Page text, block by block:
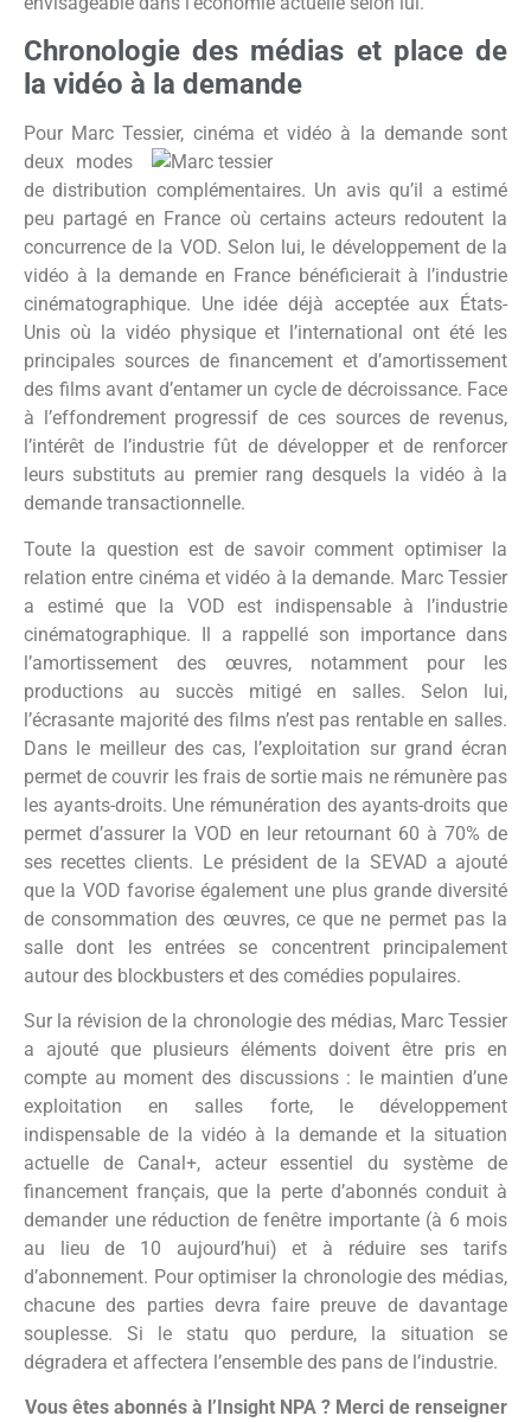
Chronologie des médias et place de
la vidéo à la demande
Pour Marc Tessier, cinéma et vidéo à la demande sont
deux modes
de distribution complémentaires. Un avis qu’il a estimé
peu partagé en France où certains acteurs redoutent la
concurrence de la VOD. Selon lui, le développement de la
vidéo à la demande en France bénéficierait à l’industrie
cinématographique. Une idée déjà acceptée aux États-
Unis où la vidéo physique et l’international ont été les
principales sources de financement et d’amortissement
des films avant d’entamer un cycle de décroissance. Face
à l’effondrement progressif de ces sources de revenus,
l’intérêt de l’industrie fût de développer et de renforcer
leurs substituts au premier rang desquels la vidéo à la
demande transactionnelle.
Toute la question est de savoir comment optimiser la
relation entre cinéma et vidéo à la demande. Marc Tessier
a estimé que la VOD est indispensable à l’industrie
cinématographique. Il a rappellé son importance dans
l’amortissement des œuvres, notamment pour les
productions au succès mitigé en salles. Selon lui,
l’écrasante majorité des films n’est pas rentable en salles.
Dans le meilleur des cas, l’exploitation sur grand écran
permet de couvrir les frais de sortie mais ne rémunère pas
les ayants-droits. Une rémunération des ayants-droits que
permet d’assurer la VOD en leur retournant 60 à 70% de
ses recettes clients. Le président de la SEVAD a ajouté
que la VOD favorise également une plus grande diversité
de consommation des œuvres, ce que ne permet pas la
salle dont les entrées se concentrent principalement
autour des blockbusters et des comédies populaires.
Sur la révision de la chronologie des médias, Marc Tessier
a ajouté que plusieurs éléments doivent être pris en
compte au moment des discussions : le maintien d’une
exploitation en salles forte, le développement
indispensable de la vidéo à la demande et la situation
actuelle de Canal+, acteur essentiel du système de
financement français, que la perte d’abonnés conduit à
demander une réduction de fenêtre importante (à 6 mois
au lieu de 10 aujourd’hui) et à réduire ses tarifs
d’abonnement. Pour optimiser la chronologie des médias,
chacune des parties devra faire preuve de davantage
souplesse. Si le statu quo perdure, la situation se
dégradera et affectera l’ensemble des pans de l’industrie.
Vous êtes abonnés à l’Insight NPA ? Merci de renseigner